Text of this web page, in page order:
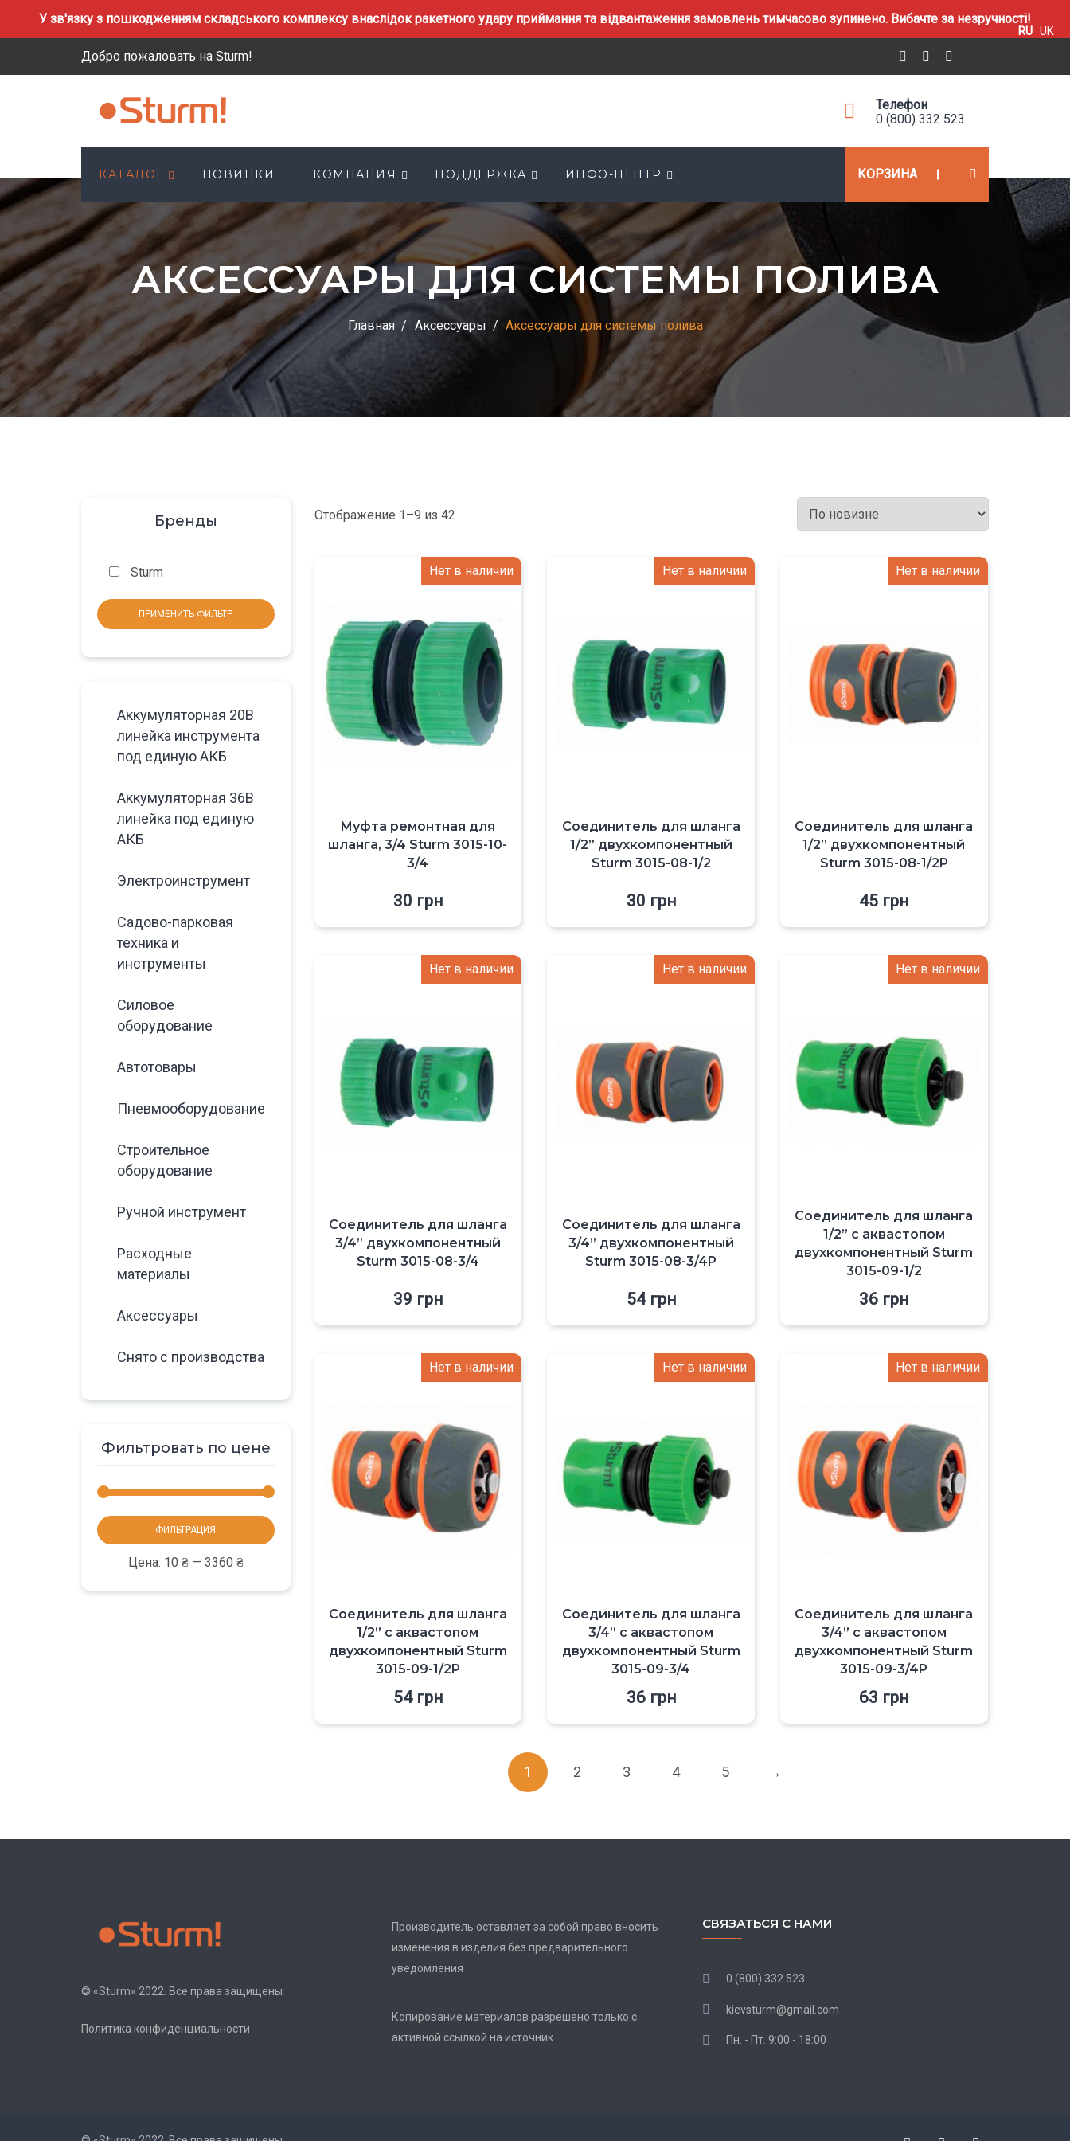
У зв'язку з пошкодженням складського комплексу внаслідок ракетного удару приймання та відвантаження замовлень тимчасово зупинено. Вибачте за незручності!
Добро пожаловать на Sturm!
Телефон
0 (800) 332 523
КАТАЛОГ НОВИНКИ КОМПАНИЯ ПОДДЕРЖКА ИНФО-ЦЕНТР КОРЗИНА
АКСЕССУАРЫ ДЛЯ СИСТЕМЫ ПОЛИВА
Главная Аксессуары Аксессуары для системы полива
Бренды
Sturm
ПРИМЕНИТЬ ФИЛЬТР
Аккумуляторная 20В
линейка инструмента
под единую АКБ
Аккумуляторная 36В
линейка под единую
АКБ
Электроинструмент
Садово-парковая
техника и
инструменты
Силовое
оборудование
Автотовары
Пневмооборудование
Строительное
оборудование
Ручной инструмент
Расходные
материалы
Аксессуары
Снято с производства
Фильтровать по цене
Минимальная
Максимальная
ФИЛЬТРАЦИЯ
Цена: 10 ₴— 3360 ₴
Отображение 1–9 из 42
Нет в наличии
Муфта ремонтная для
шланга, 3/4 Sturm 3015-10-
3/4
30 грн
Нет в наличии
Соединитель для шланга
1/2” двухкомпонентный
Sturm 3015-08-1/2
30 грн
Нет в наличии
Соединитель для шланга
1/2” двухкомпонентный
Sturm 3015-08-1/2P
45 грн
Нет в наличии
Соединитель для шланга
3/4” двухкомпонентный
Sturm 3015-08-3/4
39 грн
Нет в наличии
Соединитель для шланга
3/4” двухкомпонентный
Sturm 3015-08-3/4P
54 грн
Нет в наличии
Соединитель для шланга
1/2” с аквастопом
двухкомпонентный Sturm
3015-09-1/2
36 грн
Нет в наличии
Соединитель для шланга
1/2” с аквастопом
двухкомпонентный Sturm
3015-09-1/2P
54 грн
Нет в наличии
Соединитель для шланга
3/4” с аквастопом
двухкомпонентный Sturm
3015-09-3/4
36 грн
Нет в наличии
Соединитель для шланга
3/4” с аквастопом
двухкомпонентный Sturm
3015-09-3/4P
63 грн
1 2 3 4 5 →
© «Sturm» 2022. Все права защищены
Политика конфиденциальности
Производитель оставляет за собой право вносить
изменения в изделия без предварительного
уведомления
Копирование материалов разрешено только с
активной ссылкой на источник
СВЯЗАТЬСЯ С НАМИ
0 (800) 332 523
kievsturm@gmail.com
Пн. - Пт. 9:00 - 18:00
RU UK